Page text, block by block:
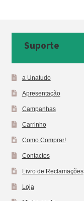
Suporte
a Unatudo
Apresentação
Campanhas
Carrinho
Como Comprar!
Contactos
Livro de Reclamações
Loja